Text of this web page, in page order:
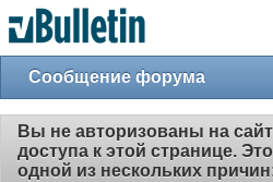
Сообщение форума
Вы не авторизованы на
доступа к этой странице.
одной из нескольких